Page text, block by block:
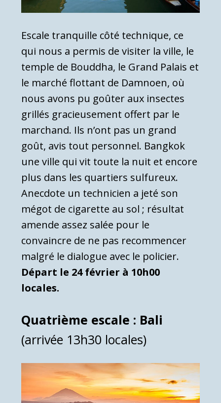
Escale tranquille côté technique, ce
qui nous a permis de visiter la ville, le
temple de Bouddha, le Grand Palais et
le marché flottant de Damnoen, où
nous avons pu goûter aux insectes
grillés gracieusement offert par le
marchand. Ils n’ont pas un grand
goût, avis tout personnel. Bangkok
une ville qui vit toute la nuit et encore
plus dans les quartiers sulfureux.
Anecdote un technicien a jeté son
mégot de cigarette au sol ; résultat
amende assez salée pour le
convaincre de ne pas recommencer
malgré le dialogue avec le policier.
Départ le 24 février à 10h00
locales.
Quatrième escale : Bali
(arrivée 13h30 locales)